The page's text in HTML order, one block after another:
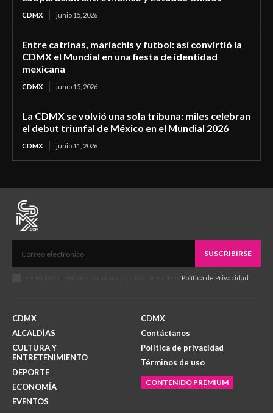
CDMX junio 15, 2026
Entre catrinas, mariachis y futbol: así convirtió la
CDMX el Mundial en una fiesta de identidad
mexicana
CDMX junio 15, 2026
La CDMX se volvió una sola tribuna: miles celebran
el debut triunfal de México en el Mundial 2026
CDMX junio 11, 2026
SUSCRIBIRSE
Política de Privacidad
CDMX
ALCALDÍAS
CULTURA Y
ENTRETENIMIENTO
DEPORTE
ECONOMÍA
EVENTOS
CDMX
Contáctanos
Política de privacidad
Términos de uso
CONTENIDO PREMIUM